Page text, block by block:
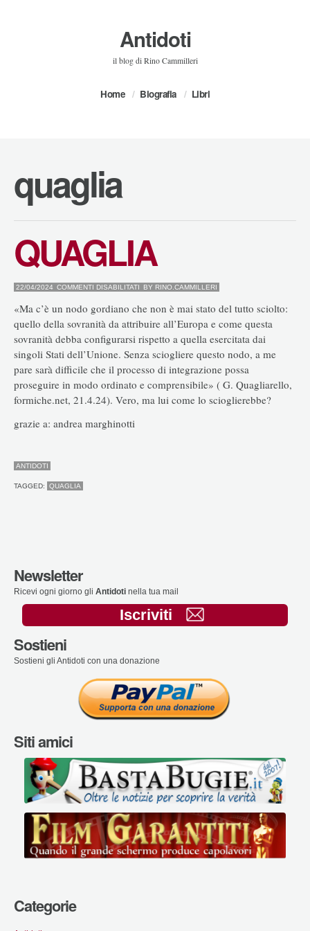
Antidoti
il blog di Rino Cammilleri
Home Biografia Libri
quaglia
QUAGLIA
22/04/2024 COMMENTI DISABILITATI SU
BY RINO.CAMMILLERI
«Ma c’è un nodo gordiano che non è mai stato del tutto sciolto:
quello della sovranità da attribuire all’Europa e come questa
sovranità debba configurarsi rispetto a quella esercitata dai
singoli Stati dell’Unione. Senza sciogliere questo nodo, a me
pare sarà difficile che il processo di integrazione possa
proseguire in modo ordinato e comprensibile» ( G. Quagliarello,
formiche.net, 21.4.24). Vero, ma lui come lo scioglierebbe?
grazie a: andrea marghinotti
ANTIDOTI
TAGGED: QUAGLIA
Newsletter
Ricevi ogni giorno gli Antidoti nella tua mail
Iscriviti
Sostieni
Sostieni gli Antidoti con una donazione
Siti amici
Categorie